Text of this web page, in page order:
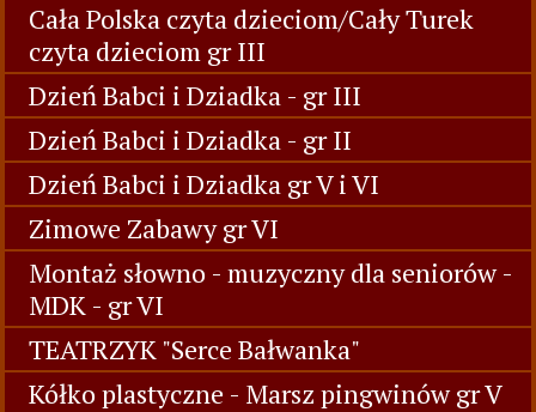
Cała Polska czyta dzieciom/Cały Turek
czyta dzieciom gr III
Dzień Babci i Dziadka - gr III
Dzień Babci i Dziadka - gr II
Dzień Babci i Dziadka gr V i VI
Zimowe Zabawy gr VI
Montaż słowno - muzyczny dla seniorów -
MDK - gr VI
TEATRZYK "Serce Bałwanka"
Kółko plastyczne - Marsz pingwinów gr V